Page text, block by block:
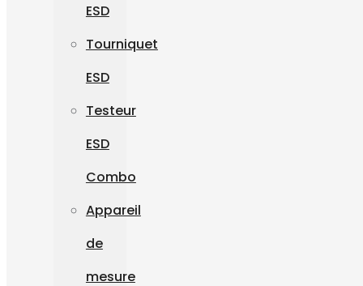
ESD
Tourniquet
ESD
Testeur
ESD
Combo
Appareil
de
mesure